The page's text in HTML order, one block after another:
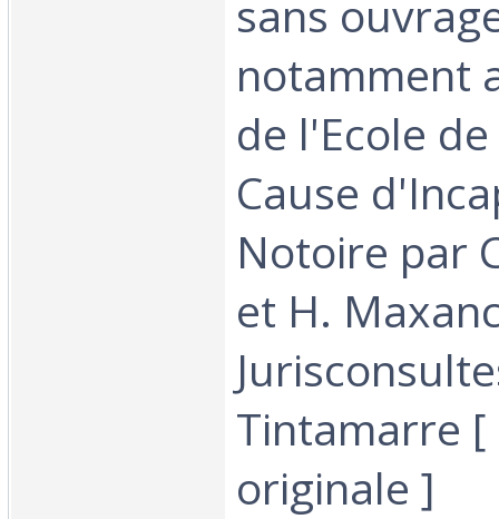
sans
notamment
de l'Ecole
Cause
Notoire par
et H.
Tintamarre [
originale ]‎